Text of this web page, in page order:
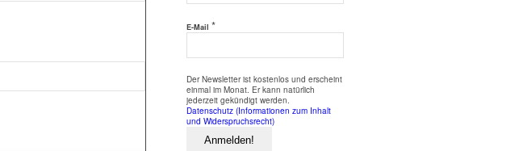
E-Mail*
Der Newsletter ist kostenlos und erscheint
einmal im Monat. Er kann natürlich
jederzeit gekündigt werden.
Datenschutz (Informationen zum Inhalt
und Widerspruchsrecht)